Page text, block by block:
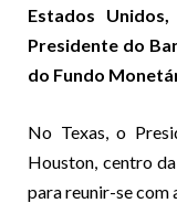
Estados
Presidente do
do Fundo
No Texas, o
Houston, centro
para reunir-se com